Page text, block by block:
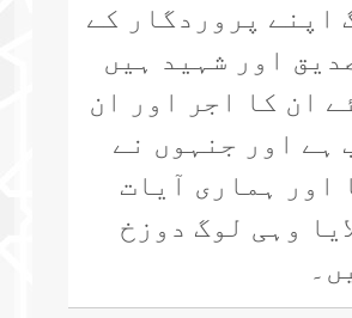
اپنے پروردگار کے
اور شہید ہیں
ان کا اجر اور ان
ہے اور جنہوں نے
اور ہماری آیات
وہی لوگ دوزخ